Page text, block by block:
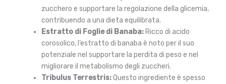
zucchero e supportare la regolazione della glicemia,
contribuendo a una dieta equilibrata.
Estratto di Foglie di Banaba:Ricco di acido
corosolico, l’estratto di banaba è noto per il suo
potenziale nel supportare la perdita di peso e nel
migliorare il metabolismo degli zuccheri.
Tribulus Terrestris:Questo ingrediente è spesso